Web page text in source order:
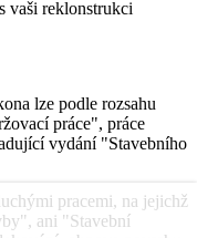
vaši reklonstrukci
lze podle rozsahu
práce", práce
vydání "Stavebního
pracemi, na jejichž
ani "Stavební